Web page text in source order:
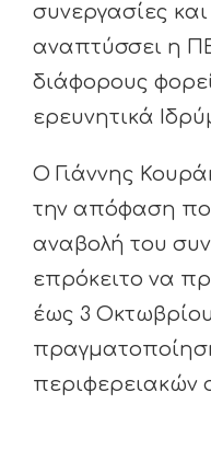
συνεργασίες
αναπτύσσει η
διάφορους
ερευνητικά
Ο Γιάννης
την απόφαση
αναβολή του
επρόκειτο να
έως 3
περιφερειακών